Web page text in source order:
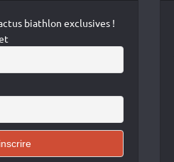
biathlon exclusives !